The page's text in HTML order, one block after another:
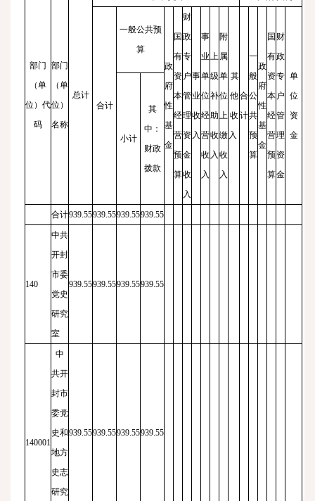
部门
（单
位）代
码
部门
（单
位）
名称
总计
合计
一般公共预
算
政
府
性
基
金
国
有
资
本
经
营
预
算
财
政
专
户
管
理
资
金
收
入
事
业
收
入
事
业
单
位
经
营
收
入
上
级
补
助
收
入
附
属
单
位
上
缴
收
入
其
他
收
入
合
计
一
般
公
共
预
算
政
府
性
基
金
国
有
资
本
经
营
预
算
财
政
专
户
管
理
资
金
单
位
资
金
小计
其
中：
财政
拨款
合计939.55939.55939.55939.55
140
中共
开封
市委
党史
研究
室
939.55939.55939.55939.55
140001
中
共开
封市
委党
史和
地方
史志
研究
939.55939.55939.55939.55